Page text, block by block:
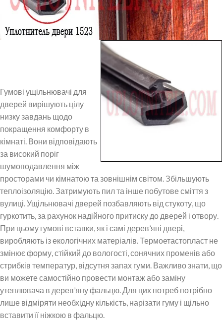
Гумові ущільнювачі для
дверей вирішують цілу
низку завдань щодо
покращення комфорту в
кімнаті. Вони відповідають
за високий поріг
шумоподавлення між
просторами чи кімнатою та зовнішнім світом. Збільшують
теплоізоляцію. Затримують пил та інше побутове сміття з
вулиці. Ущільнювачі дверей позбавляють від стукоту, що
гуркотить, за рахунок надійного притиску до дверей і отвору.
При цьому гумові вставки, як і самі дерев’яні двері,
виробляють із екологічних матеріалів. Термоетастопласт не
змінює форму, стійкий до вологості, сонячних променів або
стрибків температур, відсутня запах гуми. Важливо знати, що
ви можете самостійно провести монтаж або заміну
утеплювача в дерев’яну фальцю. Для цих потреб потрібно
лише відміряти необхідну кількість, нарізати гуму і щільно
вставити її ніжкою в фальцю.